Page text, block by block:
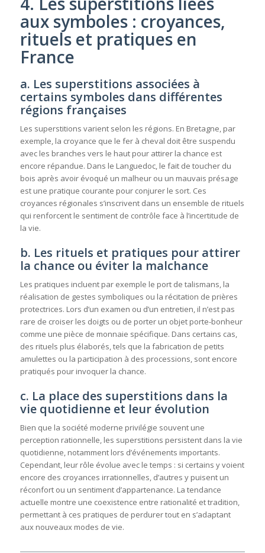
aux symboles : croyances,
rituels et pratiques en
France
a. Les superstitions associées à
certains symboles dans différentes
régions françaises
Les superstitions varient selon les régions. En Bretagne, par
exemple, la croyance que le fer à cheval doit être suspendu
avec les branches vers le haut pour attirer la chance est
encore répandue. Dans le Languedoc, le fait de toucher du
bois après avoir évoqué un malheur ou un mauvais présage
est une pratique courante pour conjurer le sort. Ces
croyances régionales s’inscrivent dans un ensemble de rituels
qui renforcent le sentiment de contrôle face à l’incertitude de
la vie.
b. Les rituels et pratiques pour attirer
la chance ou éviter la malchance
Les pratiques incluent par exemple le port de talismans, la
réalisation de gestes symboliques ou la récitation de prières
protectrices. Lors d’un examen ou d’un entretien, il n’est pas
rare de croiser les doigts ou de porter un objet porte-bonheur
comme une pièce de monnaie spécifique. Dans certains cas,
des rituels plus élaborés, tels que la fabrication de petits
amulettes ou la participation à des processions, sont encore
pratiqués pour invoquer la chance.
c. La place des superstitions dans la
vie quotidienne et leur évolution
Bien que la société moderne privilégie souvent une
perception rationnelle, les superstitions persistent dans la vie
quotidienne, notamment lors d’événements importants.
Cependant, leur rôle évolue avec le temps : si certains y voient
encore des croyances irrationnelles, d’autres y puisent un
réconfort ou un sentiment d’appartenance. La tendance
actuelle montre une coexistence entre rationalité et tradition,
permettant à ces pratiques de perdurer tout en s’adaptant
aux nouveaux modes de vie.